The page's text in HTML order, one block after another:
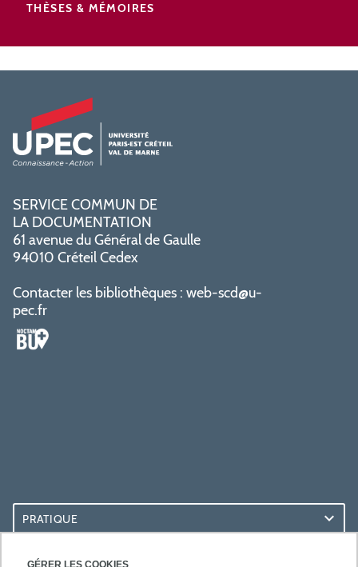
THÈSES & MÉMOIRES
SERVICE COMMUN DE
LA DOCUMENTATION
61 avenue du Général de Gaulle
94010 Créteil Cedex
Contacter les bibliothèques : web-scd@u-
pec.fr
PRATIQUE
ACCÈS RAPIDES